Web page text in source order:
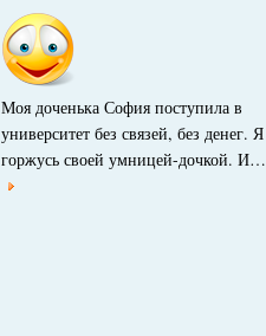
Моя доченька София поступила в
университет без связей, без денег. Я
горжусь своей умницей-дочкой. И…